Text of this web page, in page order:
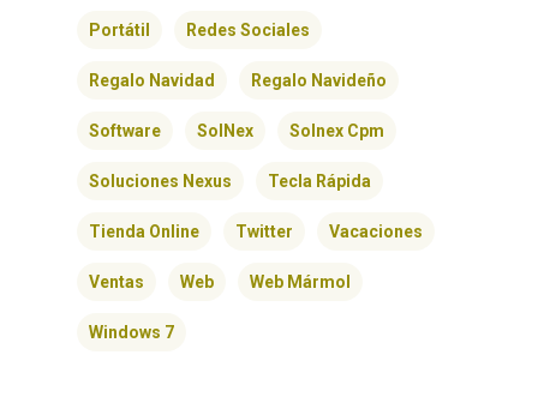
Portátil Redes Sociales
Regalo Navidad Regalo Navideño
Software SolNex Solnex Cpm
Soluciones Nexus Tecla Rápida
Tienda Online Twitter Vacaciones
Ventas Web Web Mármol
Windows 7